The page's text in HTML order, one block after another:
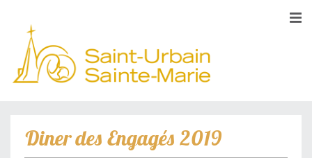
Diner des Engagés 2019